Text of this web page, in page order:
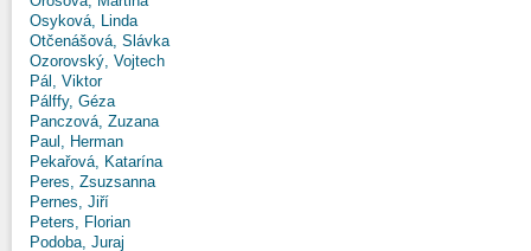
Osyková, Linda
Otčenášová, Slávka
Ozorovský, Vojtech
Pál, Viktor
Pálffy, Géza
Panczová, Zuzana
Paul, Herman
Pekařová, Katarína
Peres, Zsuzsanna
Pernes, Jiří
Peters, Florian
Podoba, Juraj